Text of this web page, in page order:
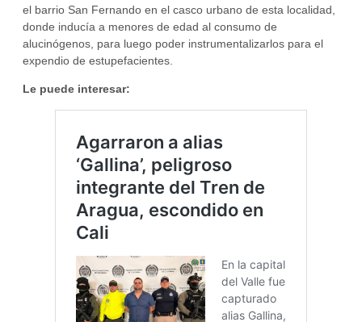
el barrio San Fernando en el casco urbano de esta localidad,
donde inducía a menores de edad al consumo de
alucinógenos, para luego poder instrumentalizarlos para el
expendio de estupefacientes.
Le puede interesar: